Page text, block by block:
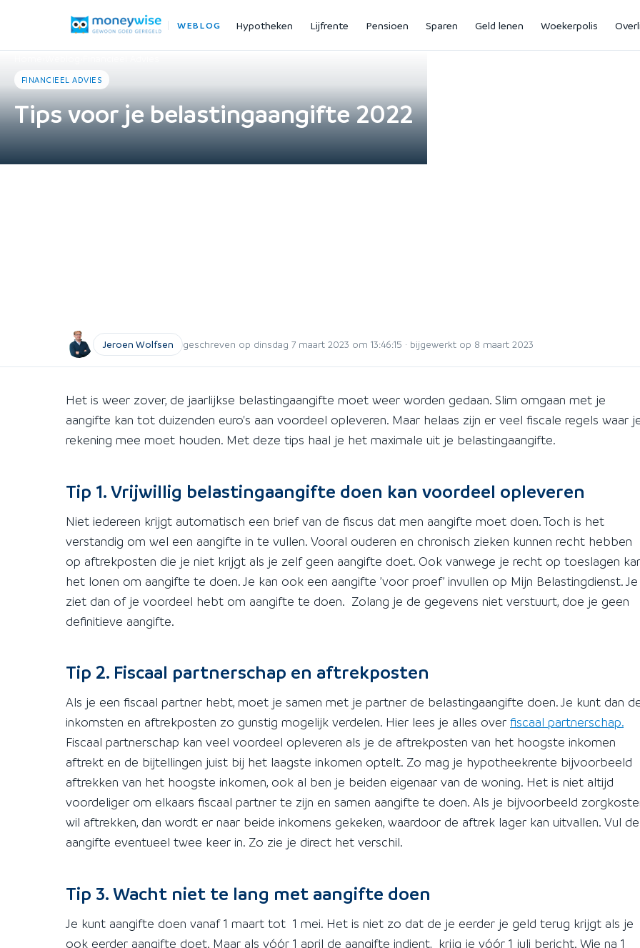
WEBLOG Hypotheken Lijfrente Pensioen Sparen Geld lenen Woekerpolis
FINANCIEEL ADVIES
Tips voor je belastingaangifte 2022
Jeroen Wolfsen geschreven op dinsdag 7 maart 2023 om 13:46:15 · bijgewerkt op 8 maart 2023
Het is weer zover, de jaarlijkse belastingaangifte moet weer worden gedaan. Slim omgaan met je
aangifte kan tot duizenden euro's aan voordeel opleveren. Maar helaas zijn er veel fiscale regels waar
rekening mee moet houden. Met deze tips haal je het maximale uit je belastingaangifte.
Tip 1. Vrijwillig belastingaangifte doen kan voordeel opleveren
Niet iedereen krijgt automatisch een brief van de fiscus dat men aangifte moet doen. Toch is het
verstandig om wel een aangifte in te vullen. Vooral ouderen en chronisch zieken kunnen recht hebben
op aftrekposten die je niet krijgt als je zelf geen aangifte doet. Ook vanwege je recht op toeslagen
het lonen om aangifte te doen. Je kan ook een aangifte ’voor proef’ invullen op Mijn Belastingdienst. Je
ziet dan of je voordeel hebt om aangifte te doen. Zolang je de gegevens niet verstuurt, doe je geen
definitieve aangifte.
Tip 2. Fiscaal partnerschap en aftrekposten
Als je een fiscaal partner hebt, moet je samen met je partner de belastingaangifte doen. Je kunt dan
inkomsten en aftrekposten zo gunstig mogelijk verdelen. Hier lees je alles over fiscaal partnerschap.
Fiscaal partnerschap kan veel voordeel opleveren als je de aftrekposten van het hoogste inkomen
aftrekt en de bijtellingen juist bij het laagste inkomen optelt. Zo mag je hypotheekrente bijvoorbeeld
aftrekken van het hoogste inkomen, ook al ben je beiden eigenaar van de woning. Het is niet altijd
voordeliger om elkaars fiscaal partner te zijn en samen aangifte te doen. Als je bijvoorbeeld
wil aftrekken, dan wordt er naar beide inkomens gekeken, waardoor de aftrek lager kan uitvallen. Vul de
aangifte eventueel twee keer in. Zo zie je direct het verschil.
Tip 3. Wacht niet te lang met aangifte doen
Je kunt aangifte doen vanaf 1 maart tot 1 mei. Het is niet zo dat de je eerder je geld terug krijgt als je
ook eerder aangifte doet. Maar als vóór 1 april de aangifte indient, krijg je vóór 1 juli bericht. Wie na 1